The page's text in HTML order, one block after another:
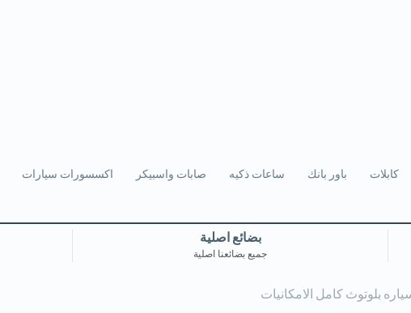
كابلات باور بانك ساعات ذكيه صابات واسبيكر اكسسورات سيارات
بضائع اصلية
جميع بضائعنا اصلية